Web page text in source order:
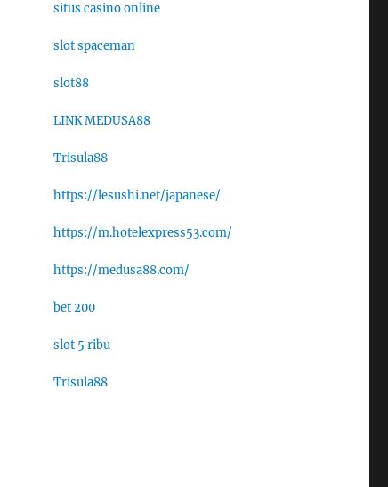
situs casino online
slot spaceman
slot88
LINK MEDUSA88
Trisula88
https://lesushi.net/japanese/
https://m.hotelexpress53.com/
https://medusa88.com/
bet 200
slot 5 ribu
Trisula88